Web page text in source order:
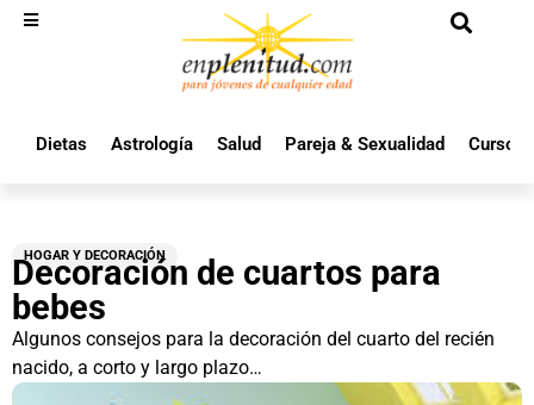
Dietas Astrología Salud Pareja & Sexualidad Cursos
HOGAR Y DECORACIÓN
Decoración de cuartos para
bebes
Algunos consejos para la decoración del cuarto del recién
nacido, a corto y largo plazo…